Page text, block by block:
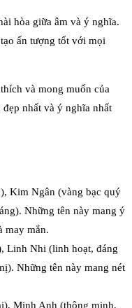
hòa giữa âm và ý nghĩa.
ấn tượng tốt với mọi
và mong muốn của
nhất và ý nghĩa nhất
Kim Ngân (vàng bạc quý
Những tên này mang ý
may mắn.
Linh Nhi (linh hoạt, đáng
Những tên này mang nét
Minh Anh (thông minh,